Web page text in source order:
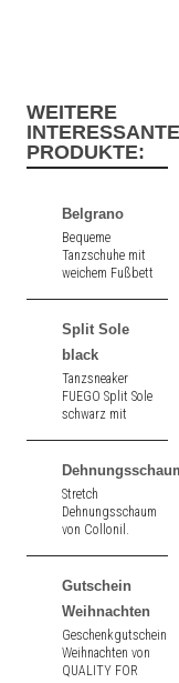
WEITERE
INTERESSANTE
PRODUKTE:
Belgrano
Bequeme
Tanzschuhe mit
weichem Fußbett
Nappa. 2,5 cm
Split Sole
black
Tanzsneaker
FUEGO Split Sole
schwarz mit
Neopren mit
straßentauglicher
Sohle.
Stretch
Dehnungsschaum
von Collonil.
Gutschein
Weihnachten
Geschenkgutschein
Weihnachten von
QUALITY FOR